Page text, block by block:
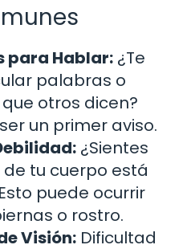
para Hablar: ¿Te
palabras o
otros dicen?
un primer aviso.
¿Sientes
tu cuerpo está
puede ocurrir
o rostro.
Visión: Dificultad